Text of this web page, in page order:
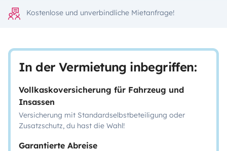
Kostenlose und unverbindliche Mietanfrage!
In der Vermietung inbegriffen:
Vollkaskoversicherung für Fahrzeug und
Insassen
Versicherung mit Standardselbstbeteiligung oder
Zusatzschutz, du hast die Wahl!
Garantierte Abreise